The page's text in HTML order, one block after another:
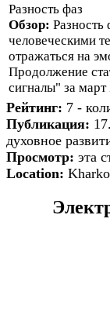
Разность фаз
Обзор:
человеческими
отражаться на
Продолжение
сигналы" за март
Рейтинг: 7 -
Публикация:
духовное
Просмотр: эта
Location: